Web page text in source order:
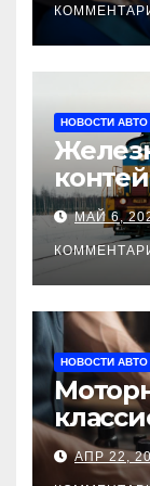
НОВОСТИ АВТО
изМАЙ 6,
НОВОСТИ АВТО
для
АПР 22,